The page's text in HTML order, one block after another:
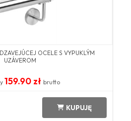
OCELE S VYPUKLÝM
UZÁVEROM
159.90 zł brutto
KUPUJĘ